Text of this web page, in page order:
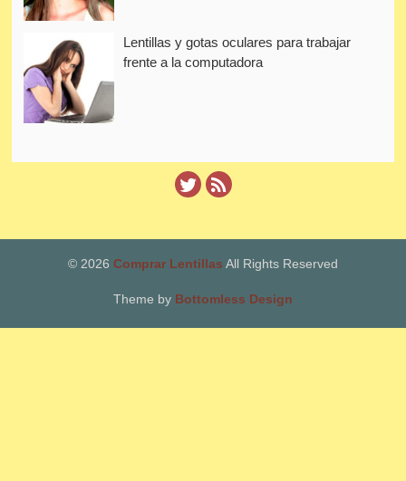
Lentillas y gotas oculares para trabajar
frente a la computadora
© 2026 Comprar Lentillas All Rights Reserved
Theme by Bottomless Design